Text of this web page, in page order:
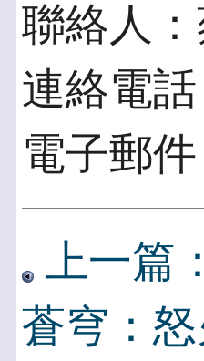
聯絡人
連絡電話
電子郵件
上一篇
蒼穹：